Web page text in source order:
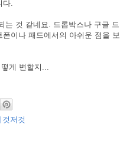
다.
는 것 같네요. 드롭박스나 구글
이나 패드에서의 아쉬운 점을
게 변할지...
것저것